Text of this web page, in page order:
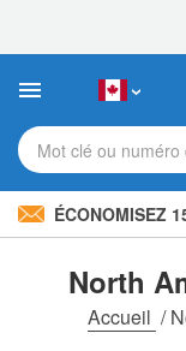
:
site
comprend
un
d'accessibilité.
Mot clé ou numéro
ÉCONOMISEZ
North
Accueil /